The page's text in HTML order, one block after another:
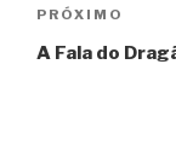
Próximo
post
PRÓXIMO
A Fala do